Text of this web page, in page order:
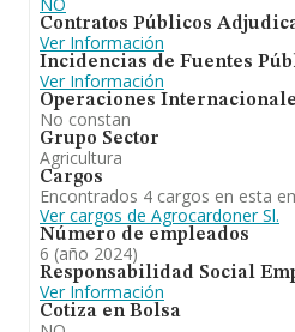
Contratos Públicos
Ver Información
Incidencias de Fuentes
Ver Información
Operaciones
No constan
Grupo Sector
Agricultura
Cargos
Encontrados 4 cargos en esta
Ver cargos de Agrocardoner Sl.
Número de empleados
6 (año 2024)
Responsabilidad Social
Ver Información
Cotiza en Bolsa